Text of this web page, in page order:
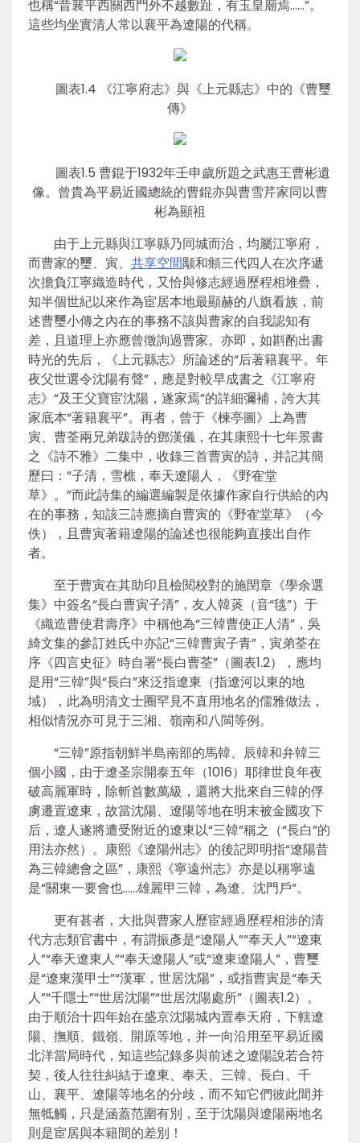
也稱“昔襄平西關西門外不越數趾，有玉皇廟焉……”。
這些均坐實清人常以襄平為遼陽的代稱。
圖表1.4 《江寧府志》與《上元縣志》中的《曹璽
傳》
圖表1.5 曹錕于1932年壬申歲所題之武惠王曹彬遺
像。曾貴為平易近國總統的曹錕亦與曹雪芹家同以曹
彬為顯祖
由于上元縣與江寧縣乃同城而治，均屬江寧府，
而曹家的璽、寅、 共享空間颙和頫三代四人在次序遞
次擔負江寧織造時代，又恰與修志經過歷程相堆疊，
知半個世紀以來作為宦居本地最顯赫的八旗看族，前
述曹璽小傳之內在的事務不該與曹家的自我認知有
差，且道理上亦應曾徵詢過曹家。亦即，如斟酌出書
時光的先后，《上元縣志》所論述的“后著籍襄平。年
夜父世選令沈陽有聲”，應是對較早成書之《江寧府
志》“及王父寶宦沈陽，遂家焉”的詳細彌補，誇大其
家底本“著籍襄平”。再者，曾于《楝亭圖》上為曹
寅、曹荃兩兄弟跋詩的鄧漢儀，在其康熙十七年景書
之《詩不雅》二集中，收錄三首曹寅的詩，并記其簡
歷曰：“子清，雪樵，奉天遼陽人，《野隺堂
草》。”而此詩集的編選編製是依據作家自行供給的內
在的事務，知該三詩應摘自曹寅的《野隺堂草》（今
佚），且曹寅著籍遼陽的論述也很能夠直接出自作
者。
至于曹寅在其助印且檢閱校對的施閏章《學余選
集》中簽名“長白曹寅子清”，友人韓菼（音“毯”）于
《織造曹使君壽序》中稱他為“三韓曹使正人清”，吳
綺文集的參訂姓氏中亦記“三韓曹寅子青”，寅弟荃在
序《四言史征》時自署“長白曹荃”（圖表1.2），應均
是用“三韓”與“長白”來泛指遼東（指遼河以東的地
域），此為明清文士圈罕見不直用地名的儒雅做法，
相似情況亦可見于三湘、嶺南和八閩等例。
“三韓”原指朝鮮半島南部的馬韓、辰韓和弁韓三
個小國，由于遼圣宗開泰五年（1016）耶律世良年夜
破高麗軍時，除斬首數萬級，還將大批來自三韓的俘
虜遷置遼東，故當沈陽、遼陽等地在明末被金國攻下
后，遼人遂將遭受附近的遼東以“三韓”稱之（“長白”的
用法亦然）。康熙《遼陽州志》的後記即明指“遼陽昔
為三韓總會之區”，康熙《寧遠州志》亦是以稱寧遠
是“關東一要會也……雄麗甲三韓，為遼、沈門戶”。
更有甚者，大批與曹家人歷宦經過歷程相涉的清
代方志類官書中，有謂振彥是“遼陽人”“奉天人”“遼東
人”“奉天遼東人”“奉天遼陽人”或“遼東遼陽人”，曹璽
是“遼東漢甲士”“漢軍，世居沈陽”，或指曹寅是“奉天
人”“千隱士”“世居沈陽”“世居沈陽處所”（圖表1.2）。
由于順治十四年始在盛京沈陽城內置奉天府，下轄遼
陽、撫順、鐵嶺、開原等地，并一向沿用至平易近國
北洋當局時代，知這些記錄多與前述之遼陽說若合符
契，後人往往糾結于遼東、奉天、三韓、長白、千
山、襄平、遼陽等地名的分歧，而不知它們彼此間并
無牴觸，只是涵蓋范圍有別，至于沈陽與遼陽兩地名
則是宦居與本籍間的差別！